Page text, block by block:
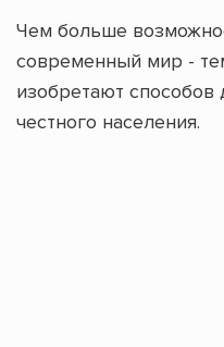
Чем больше
современный мир -
изобретают способов
честного населения.